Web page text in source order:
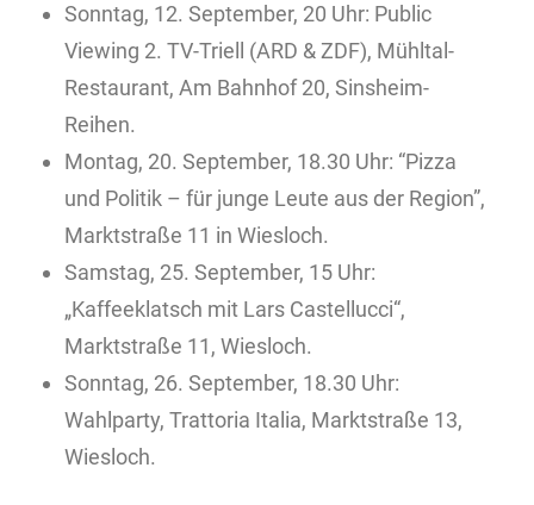
Sonntag, 12. September, 20 Uhr: Public
Viewing 2. TV-Triell (ARD & ZDF), Mühltal-
Restaurant, Am Bahnhof 20, Sinsheim-
Reihen.
Montag, 20. September, 18.30 Uhr: “Pizza
und Politik – für junge Leute aus der Region”,
Marktstraße 11 in Wiesloch.
Samstag, 25. September, 15 Uhr:
„Kaffeeklatsch mit Lars Castellucci“,
Marktstraße 11, Wiesloch.
Sonntag, 26. September, 18.30 Uhr:
Wahlparty, Trattoria Italia, Marktstraße 13,
Wiesloch.